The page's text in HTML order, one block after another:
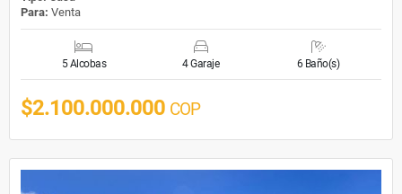
Para: Venta
5 Alcobas 4 Garaje 6 Baño(s)
$2.100.000.000 COP